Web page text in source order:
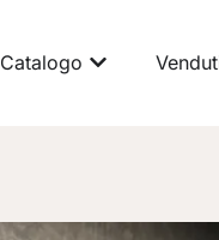
Catalogo